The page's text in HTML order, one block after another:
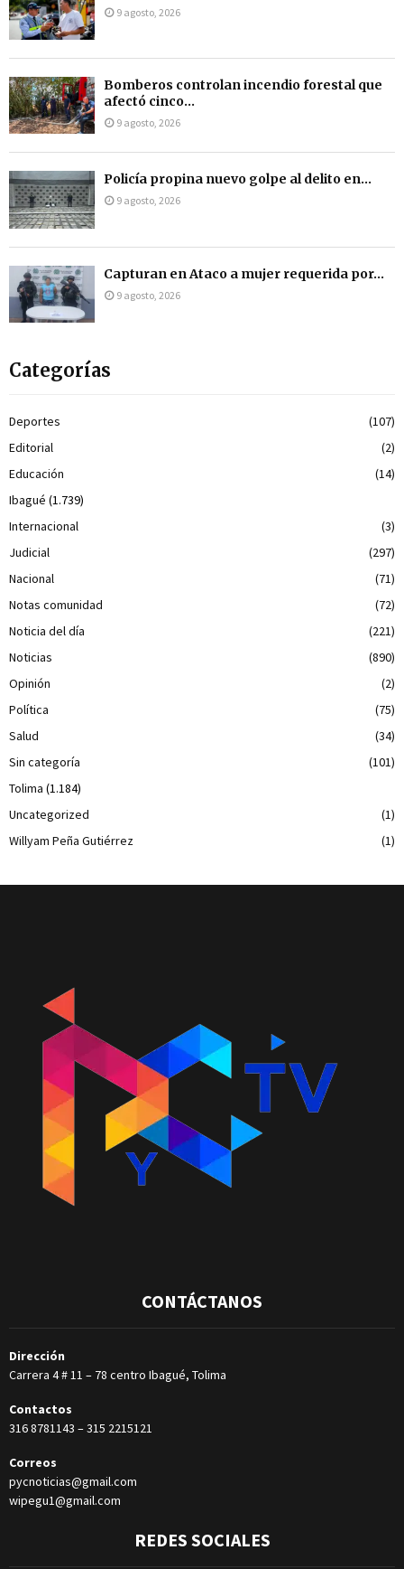
9 agosto, 2026
Bomberos controlan incendio forestal que
afectó cinco...
9 agosto, 2026
Policía propina nuevo golpe al delito en...
9 agosto, 2026
Capturan en Ataco a mujer requerida por...
9 agosto, 2026
Categorías
Deportes
(107)
Editorial
(2)
Educación
(14)
Ibagué (1.739)
Internacional
(3)
Judicial
(297)
Nacional
(71)
Notas comunidad
(72)
Noticia del día
(221)
Noticias
(890)
Opinión
(2)
Política
(75)
Salud
(34)
Sin categoría
(101)
Tolima (1.184)
Uncategorized
(1)
Willyam Peña Gutiérrez
(1)
CONTÁCTANOS
Dirección
Carrera 4 # 11 – 78 centro Ibagué, Tolima
Contactos
316 8781143 –315 2215121
Correos
pycnoticias@gmail.com
wipegu1@gmail.com
REDES SOCIALES